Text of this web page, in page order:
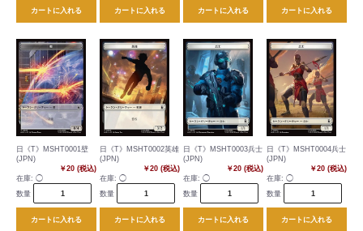
カートに入れる カートに入れる カートに入れる カートに入れる
日《T》MSHT0001壁
(JPN)
￥20 (税込)
在庫: ◯
数量
カートに入れる
日《T》MSHT0002英雄
(JPN)
￥20 (税込)
在庫: ◯
数量
カートに入れる
日《T》MSHT0003兵士
(JPN)
￥20 (税込)
在庫: ◯
数量
カートに入れる
日《T》MSHT0004兵士
(JPN)
￥20 (税込)
在庫: ◯
数量
カートに入れる